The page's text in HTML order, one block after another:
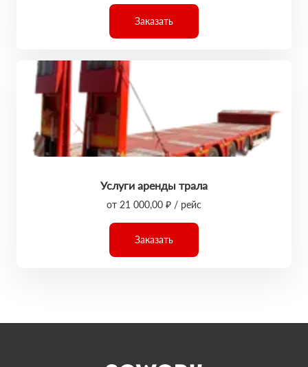
Заказать
Услуги аренды трала
от 21 000,00 ₽ / рейс
Заказать